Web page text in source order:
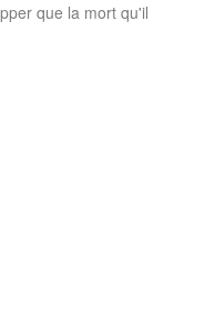
que la mort qu'il